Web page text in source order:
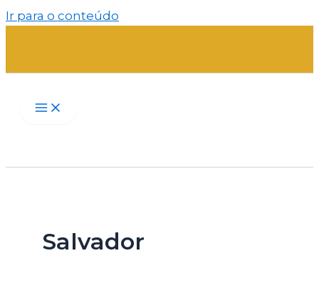
Ir para o conteúdo
Salvador